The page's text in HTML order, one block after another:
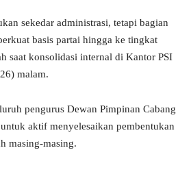
sekedar administrasi, tetapi bagian
basis partai hingga ke tingkat
saat konsolidasi internal di Kantor PSI
malam.
pengurus Dewan Pimpinan Cabang
aktif menyelesaikan pembentukan
masing-masing.